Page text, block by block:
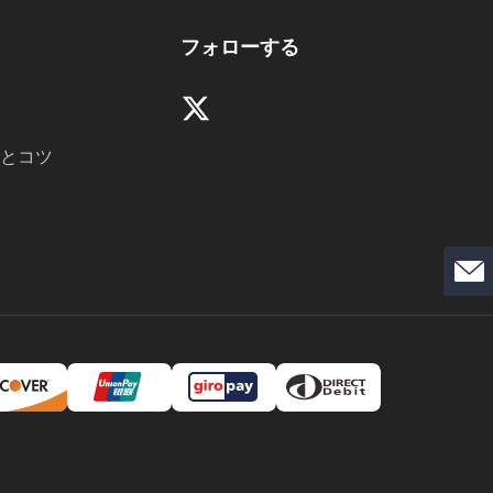
コツ
フォローする